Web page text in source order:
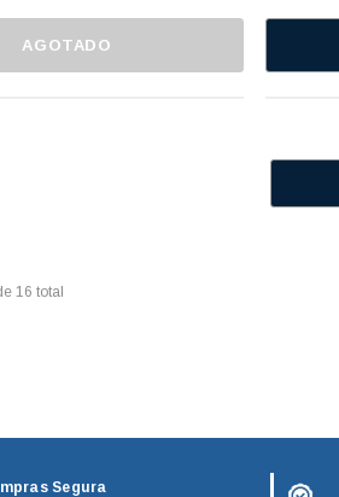
AGOTADO
16 total
Segura